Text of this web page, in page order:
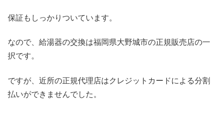
保証もしっかりついています。
なので、給湯器の交換は福岡県大野城市の正規販売店の一
択です。
ですが、近所の正規代理店はクレジットカードによる分割
払いができませんでした。